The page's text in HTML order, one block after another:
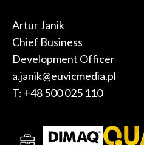
Artur Janik
Chief Business
Development Officer
a.janik@euvicmedia.pl
T: +48 500 025 110